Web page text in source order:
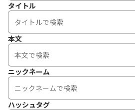
タイトル
本文
ニックネーム
ハッシュタグ